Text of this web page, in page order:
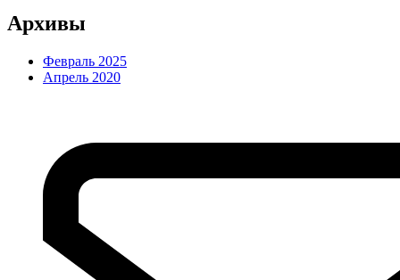
Архивы
Февраль 2025
Апрель 2020